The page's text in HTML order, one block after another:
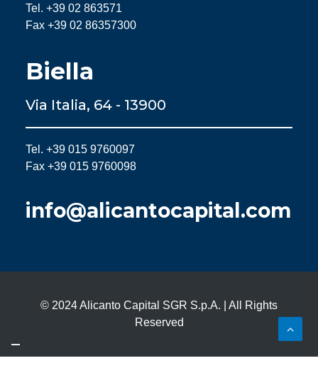
Tel. +39 02 863571
Fax +39 02 86357300
Biella
Via Italia, 64 - 13900
Tel. +39 015 9760097
Fax +39 015 9760098
info@alicantocapital.com
© 2024 Alicanto Capital SGR S.p.A. | All Rights
Reserved